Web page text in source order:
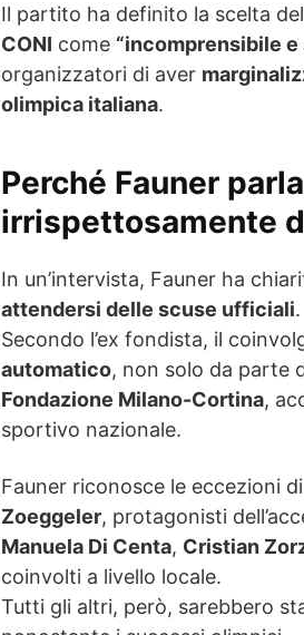
Il partito ha definito la scelta
CONI come “incomprensibile
organizzatori di aver
olimpica italiana.
Perché Fauner
irrispettosamente
In un’intervista, Fauner ha
attendersi delle scuse ufficiali.
Secondo l’ex fondista, il
automatico, non solo da parte
Fondazione Milano-Cortina,
sportivo nazionale.
Fauner riconosce le eccezioni di
Zoeggeler, protagonisti
Manuela Di Centa, Cristian
coinvolti a livello locale.
Tutti gli altri, però, sarebbero